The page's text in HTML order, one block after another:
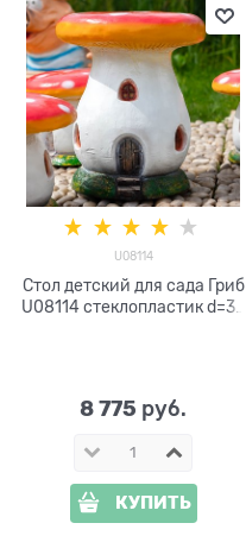
U08114
Стол детский для сада Гриб
U08114 стеклопластик d=35
8 775 руб.
КУПИТЬ